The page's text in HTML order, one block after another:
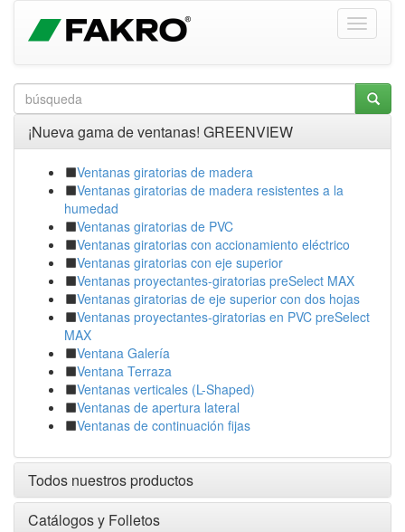
¡Nueva gama de ventanas! GREENVIEW
Ventanas giratorias de madera
Ventanas giratorias de madera resistentes a la
humedad
Ventanas giratorias de PVC
Ventanas giratorias con accionamiento eléctrico
Ventanas giratorias con eje superior
Ventanas proyectantes-giratorias preSelect MAX
Ventanas giratorias de eje superior con dos hojas
Ventanas proyectantes-giratorias en PVC preSelect
MAX
Ventana Galería
Ventana Terraza
Ventanas verticales (L-Shaped)
Ventanas de apertura lateral
Ventanas de continuación fijas
Todos nuestros productos
Catálogos y Folletos